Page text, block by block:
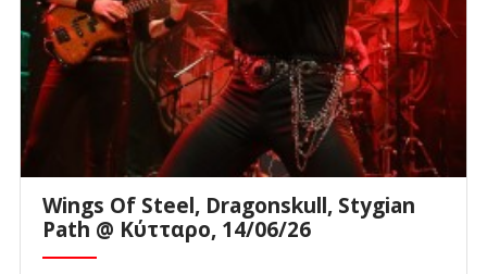
Wings Of Steel, Dragonskull, Stygian
Path @ Κύτταρο, 14/06/26